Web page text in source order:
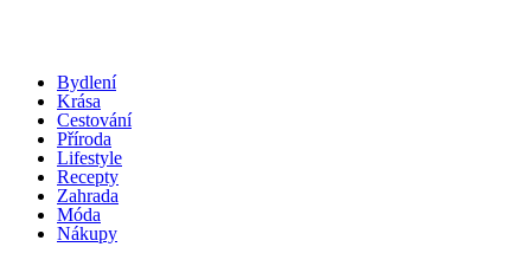
Bydlení
Krása
Cestování
Příroda
Lifestyle
Recepty
Zahrada
Móda
Nákupy